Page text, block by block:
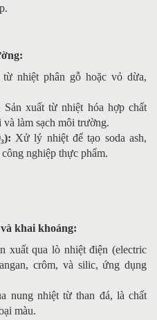
từ nhiệt phân gỗ hoặc vỏ dừa,
Sản xuất từ nhiệt hóa hợp chất
làm sạch môi trường.
Xử lý nhiệt để tạo soda ash,
nghiệp thực phẩm.
khai khoáng:
xuất qua lò nhiệt điện (electric
crôm, và silic, ứng dụng
nung nhiệt từ than đá, là chất
màu.